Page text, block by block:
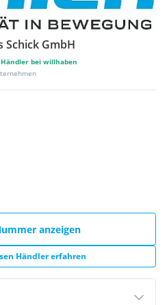
Schick GmbH
bei willhaben
anzeigen
Händler erfahren